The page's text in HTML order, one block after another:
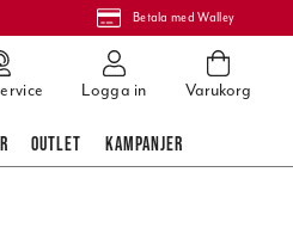
Betala med Walley
Logga in Varukorg
OUTLET KAMPANJER